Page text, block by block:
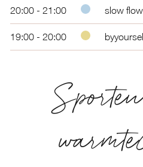
20:00 - 21:00 slow
19:00 - 20:00